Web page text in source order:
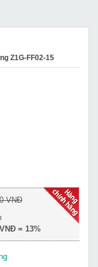
Z1G-FF02-15
VNĐ
= 13%